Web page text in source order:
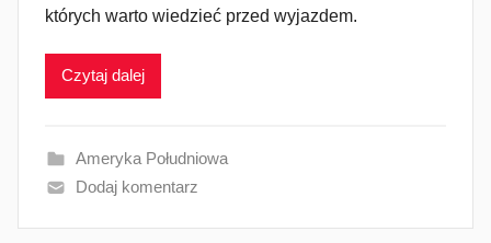
których warto wiedzieć przed wyjazdem.
Czytaj dalej
Ameryka Południowa
Dodaj komentarz